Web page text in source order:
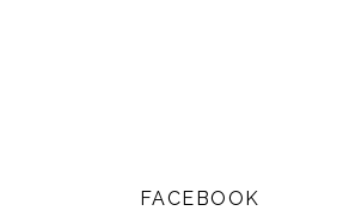
FACEBOOK